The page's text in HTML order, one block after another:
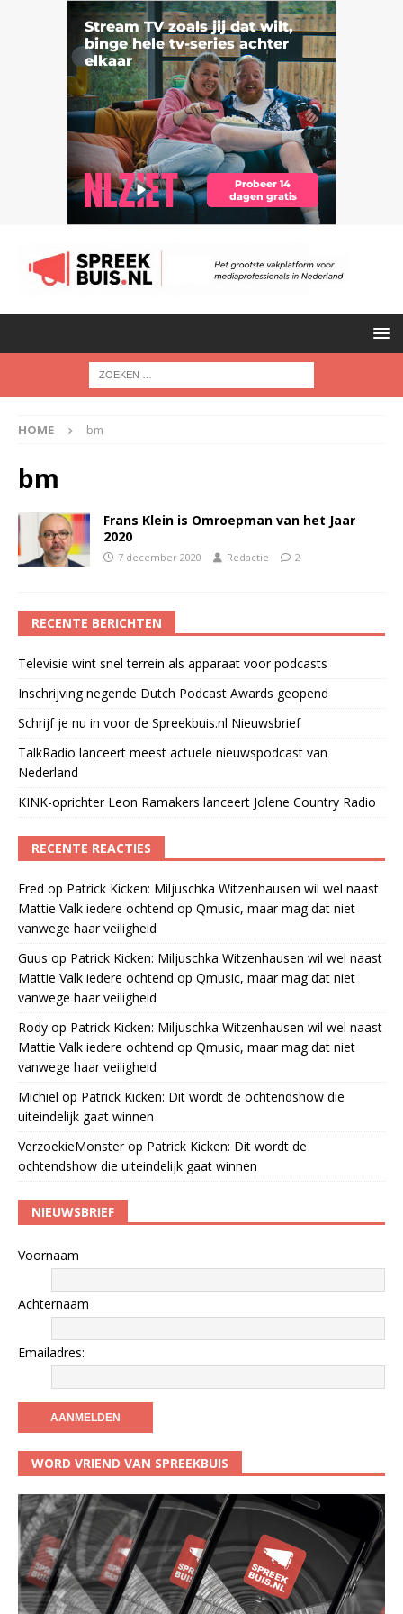
HOME bm
bm
Frans Klein is Omroepman van het Jaar
2020
7 december 2020 Redactie 2
RECENTE BERICHTEN
Televisie wint snel terrein als apparaat voor podcasts
Inschrijving negende Dutch Podcast Awards geopend
Schrijf je nu in voor de Spreekbuis.nl Nieuwsbrief
TalkRadio lanceert meest actuele nieuwspodcast van
Nederland
KINK-oprichter Leon Ramakers lanceert Jolene Country Radio
RECENTE REACTIES
Fred op Patrick Kicken: Miljuschka Witzenhausen wil wel naast
Mattie Valk iedere ochtend op Qmusic, maar mag dat niet
vanwege haar veiligheid
Guus op Patrick Kicken: Miljuschka Witzenhausen wil wel naast
Mattie Valk iedere ochtend op Qmusic, maar mag dat niet
vanwege haar veiligheid
Rody op Patrick Kicken: Miljuschka Witzenhausen wil wel naast
Mattie Valk iedere ochtend op Qmusic, maar mag dat niet
vanwege haar veiligheid
Michiel op Patrick Kicken: Dit wordt de ochtendshow die
uiteindelijk gaat winnen
VerzoekieMonsterop Patrick Kicken: Dit wordt de
ochtendshow die uiteindelijk gaat winnen
NIEUWSBRIEF
Voornaam
Achternaam
Emailadres:
WORD VRIEND VAN SPREEKBUIS